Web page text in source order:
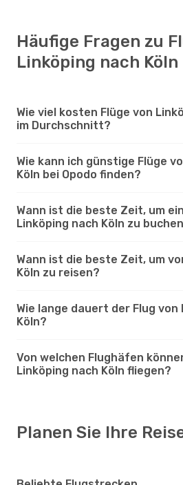
Häufige Fragen zu
Linköping nach Köln
Wie viel kosten Flüge von
im Durchschnitt?
Wie kann ich günstige Flüge
Köln bei Opodo finden?
Wann ist die beste Zeit, um
Linköping nach Köln zu
Wann ist die beste Zeit, um
Köln zu reisen?
Wie lange dauert der Flug von
Köln?
Von welchen Flughäfen
Linköping nach Köln fliegen?
Planen Sie Ihre